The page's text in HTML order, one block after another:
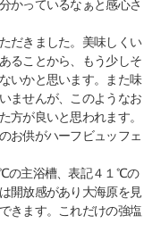
かっているなぁと感心さ
だきました。美味しくい
ることから、もう少しそ
いかと思います。また味
ませんが、このようなお
方が良いと思われます。
お供がハーフビュッフェ
の主浴槽、表記４１℃の
開放感があり大海原を見
きます。これだけの強塩